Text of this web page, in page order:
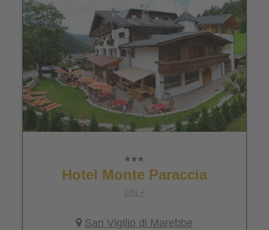
Hotel Monte Paraccia
CIN +
San Vigilio di Marebbe